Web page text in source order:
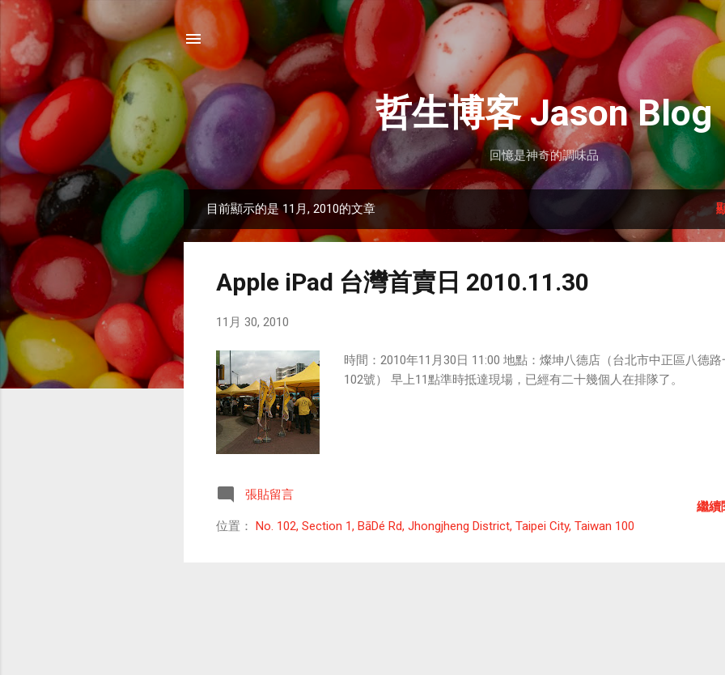
跳到主要內容
哲生博客 Jason Blog
回憶是神奇的調味品
表
目前顯示的是 11月, 2010的文章
Apple iPad 台灣首賣日 2010.11.30
11月 30, 2010
時間：2010年11月30日 11:00 地點：燦坤八德店（台北市中正區八德路
102號） 早上11點準時抵達現場，已經有二十幾個人在排隊了。
張貼留言
位置： No. 102, Section 1, BāDé Rd, Jhongjheng District, Taipei City, Taiwan 100
繼續